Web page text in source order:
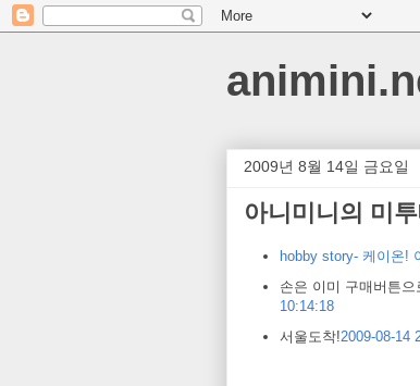
2009년 8월 14일 금요일
아니미니의 미
hobby story- 케이온!
손은 이미 구매버튼
10:14:18
서울도착!2009-08-14